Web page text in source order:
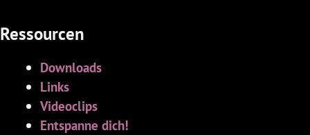
Ressourcen
Downloads
Links
Videoclips
Entspanne dich!